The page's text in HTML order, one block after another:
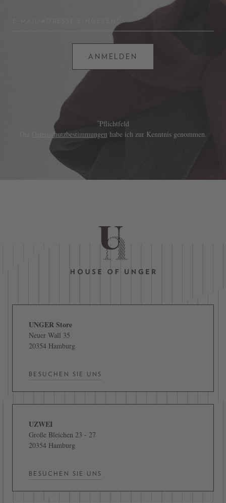
ANMELDEN
*Pflichtfeld
Datenschutzbestimmungen habe ich zur Kenntnis genommen.
UNGER Store
Neuer Wall 35
20354 Hamburg
BESUCHEN SIE UNS
UZWEI
Große Bleichen 23 - 27
20354 Hamburg
BESUCHEN SIE UNS